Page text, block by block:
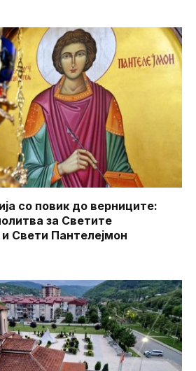
со повик до верниците:
за Светите
Свети Пантелејмон